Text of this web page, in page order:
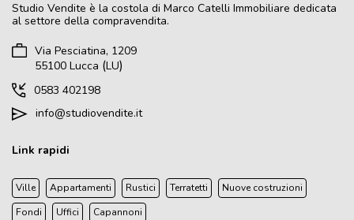
Studio Vendite è la costola di Marco Catelli Immobiliare dedicata
al settore della compravendita.
Via Pesciatina, 1209
55100 Lucca (LU)
0583 402198
info@studiovendite.it
Link rapidi
Ville Appartamenti Rustici Terratetti
Nuove costruzioni
Fondi
Uffici Capannoni